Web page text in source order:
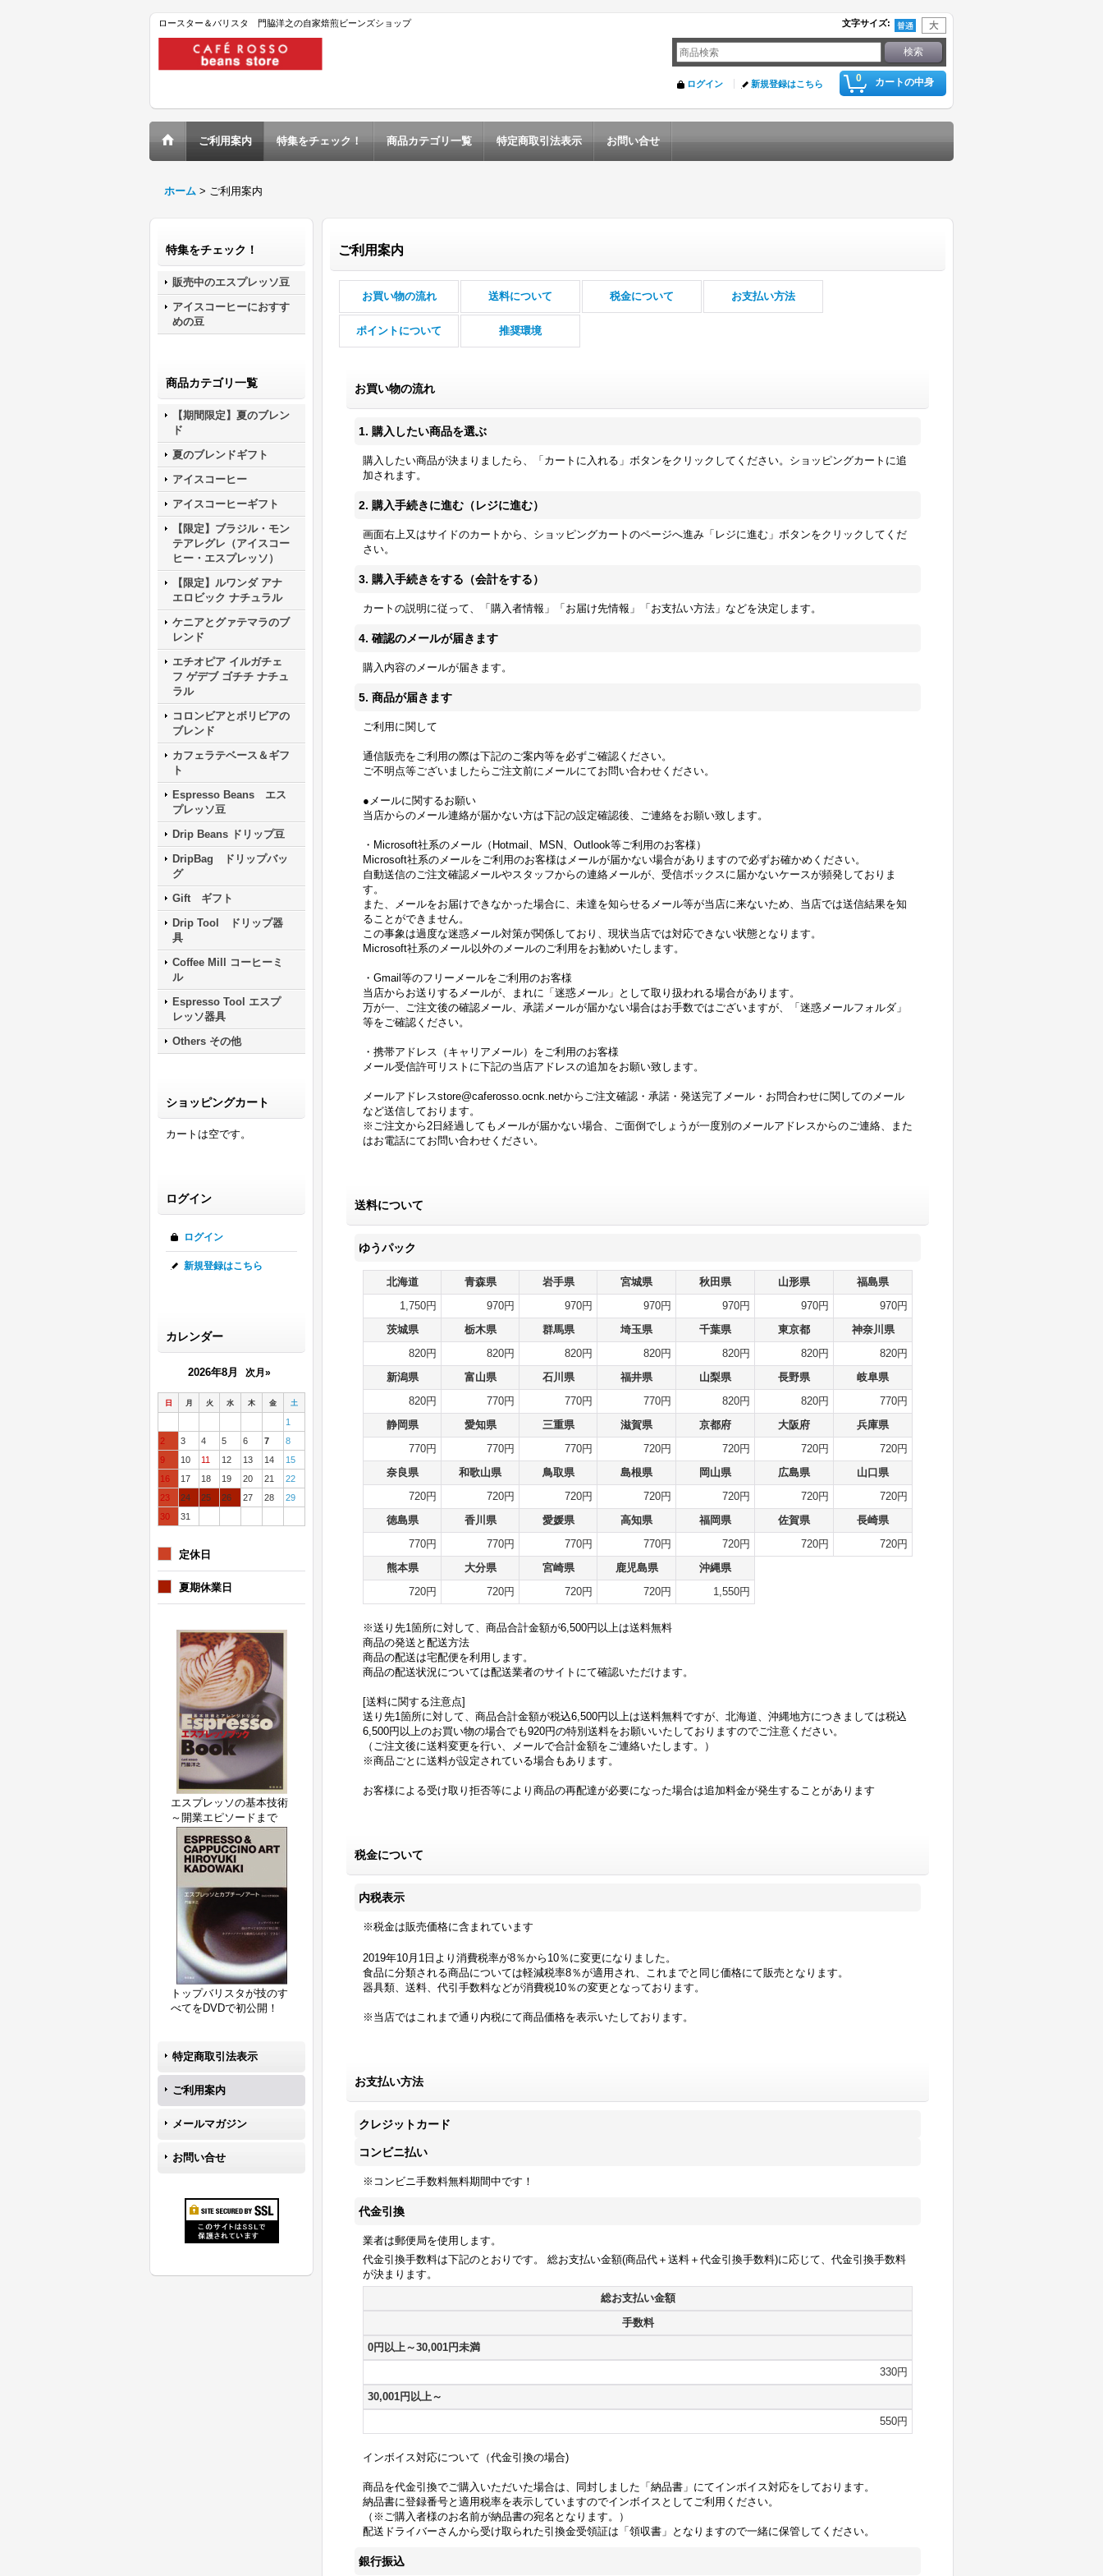
ロースター＆バリスタ 門脇洋之の自家焙煎ビーンズショップ 文字サイズ:
0 カートの中身
ログイン 新規登録はこちら
ご利用案内 特集をチェック！ 商品カテゴリ一覧 特定商取引法表示 お問い合せ
ホーム > ご利用案内
特集をチェック！
販売中のエスプレッソ豆
アイスコーヒーにおすす
めの豆
商品カテゴリ一覧
【期間限定】夏のブレン
ド
夏のブレンドギフト
アイスコーヒー
アイスコーヒーギフト
【限定】ブラジル・モン
テアレグレ（アイスコー
ヒー・エスプレッソ）
【限定】ルワンダ アナ
エロビック ナチュラル
ケニアとグァテマラのブ
レンド
エチオピア イルガチェ
フ ゲデブ ゴチチ ナチュ
ラル
コロンビアとボリビアの
ブレンド
カフェラテベース＆ギフ
ト
Espresso Beans エス
プレッソ豆
Drip Beans ドリップ豆
DripBag ドリップバッ
グ
Gift ギフト
Drip Tool ドリップ器
具
Coffee Mill コーヒーミ
ル
Espresso Tool エスプ
レッソ器具
Others その他
ショッピングカート
カートは空です。
ログイン
ログイン
新規登録はこちら
カレンダー
2026年8月 次月»
日 月 火 水 木 金 土
1
2
3 4 5 6 7
8
9
10 11 12 13 14
15
16
17 18 19 20 21
22
23
24 25 26 27 28
29
30
31
定休日
夏期休業日
エスプレッソの基本技術
～開業エピソードまで
トップバリスタが技のす
べてをDVDで初公開！
特定商取引法表示
ご利用案内
メールマガジン
お問い合せ
ご利用案内
お買い物の流れ 送料について 税金について お支払い方法
ポイントについて 推奨環境
お買い物の流れ
1. 購入したい商品を選ぶ
購入したい商品が決まりましたら、「カートに入れる」ボタンをクリックしてください。ショッピングカートに追
加されます。
2. 購入手続きに進む（レジに進む）
画面右上又はサイドのカートから、ショッピングカートのページへ進み「レジに進む」ボタンをクリックしてくだ
さい。
3. 購入手続きをする（会計をする）
カートの説明に従って、「購入者情報」「お届け先情報」「お支払い方法」などを決定します。
4. 確認のメールが届きます
購入内容のメールが届きます。
5. 商品が届きます
ご利用に関して
通信販売をご利用の際は下記のご案内等を必ずご確認ください。
ご不明点等ございましたらご注文前にメールにてお問い合わせください。
●メールに関するお願い
当店からのメール連絡が届かない方は下記の設定確認後、ご連絡をお願い致します。
・Microsoft社系のメール（Hotmail、MSN、Outlook等ご利用のお客様）
Microsoft社系のメールをご利用のお客様はメールが届かない場合がありますので必ずお確かめください。
自動送信のご注文確認メールやスタッフからの連絡メールが、受信ボックスに届かないケースが頻発しておりま
す。
また、メールをお届けできなかった場合に、未達を知らせるメール等が当店に来ないため、当店では送信結果を知
ることができません。
この事象は過度な迷惑メール対策が関係しており、現状当店では対応できない状態となります。
Microsoft社系のメール以外のメールのご利用をお勧めいたします。
・Gmail等のフリーメールをご利用のお客様
当店からお送りするメールが、まれに「迷惑メール」として取り扱われる場合があります。
万が一、ご注文後の確認メール、承諾メールが届かない場合はお手数ではございますが、「迷惑メールフォルダ」
等をご確認ください。
・携帯アドレス（キャリアメール）をご利用のお客様
メール受信許可リストに下記の当店アドレスの追加をお願い致します。
メールアドレスstore@caferosso.ocnk.netからご注文確認・承諾・発送完了メール・お問合わせに関してのメール
など送信しております。
※ご注文から2日経過してもメールが届かない場合、ご面倒でしょうが一度別のメールアドレスからのご連絡、また
はお電話にてお問い合わせください。
送料について
ゆうパック
北海道 青森県 岩手県 宮城県 秋田県 山形県
福島県
1,750円
970円 970円 970円 970円 970円
970円
茨城県
栃木県 群馬県 埼玉県 千葉県 東京都
神奈川県
820円
820円 820円 820円 820円 820円
820円
新潟県
富山県 石川県 福井県 山梨県 長野県
岐阜県
820円
770円 770円 770円 820円 820円
770円
静岡県
愛知県 三重県 滋賀県 京都府 大阪府
兵庫県
770円
770円 770円 720円 720円 720円
720円
奈良県
和歌山県 鳥取県 島根県 岡山県 広島県
山口県
720円
720円 720円 720円 720円 720円
720円
徳島県
香川県 愛媛県 高知県 福岡県 佐賀県
長崎県
770円
770円 770円 770円 720円 720円
720円
熊本県
大分県 宮崎県 鹿児島県
沖縄県
720円
720円 720円 720円 1,550円
※送り先1箇所に対して、商品合計金額が6,500円以上は送料無料
商品の発送と配送方法
商品の配送は宅配便を利用します。
商品の配送状況については配送業者のサイトにて確認いただけます。
[送料に関する注意点]
送り先1箇所に対して、商品合計金額が税込6,500円以上は送料無料ですが、北海道、沖縄地方につきましては税込
6,500円以上のお買い物の場合でも920円の特別送料をお願いいたしておりますのでご注意ください。
（ご注文後に送料変更を行い、メールで合計金額をご連絡いたします。）
※商品ごとに送料が設定されている場合もあります。
お客様による受け取り拒否等により商品の再配達が必要になった場合は追加料金が発生することがあります
税金について
内税表示
※税金は販売価格に含まれています
2019年10月1日より消費税率が8％から10％に変更になりました。
食品に分類される商品については軽減税率8％が適用され、これまでと同じ価格にて販売となります。
器具類、送料、代引手数料などが消費税10％の変更となっております。
※当店ではこれまで通り内税にて商品価格を表示いたしております。
お支払い方法
クレジットカード
コンビニ払い
※コンビニ手数料無料期間中です！
代金引換
業者は郵便局を使用します。
代金引換手数料は下記のとおりです。 総お支払い金額(商品代＋送料＋代金引換手数料)に応じて、代金引換手数料
が決まります。
総お支払い金額
手数料
0円以上～30,001円未満
330円
30,001円以上～
550円
インボイス対応について（代金引換の場合)
商品を代金引換でご購入いただいた場合は、同封しました「納品書」にてインボイス対応をしております。
納品書に登録番号と適用税率を表示していますのでインボイスとしてご利用ください。
（※ご購入者様のお名前が納品書の宛名となります。）
配送ドライバーさんから受け取られた引換金受領証は「領収書」となりますので一緒に保管してください。
銀行振込